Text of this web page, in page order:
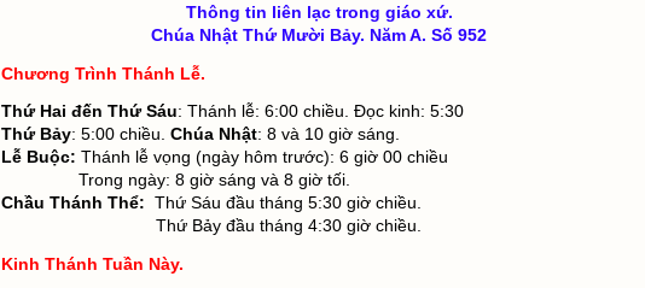
Thông tin liên lạc trong giáo xứ.
Chúa Nhật Thứ Mười Bảy. Năm A. Số 952
Chương Trình Thánh Lễ.
Thứ Hai đến Thứ Sáu: Thánh lễ: 6:00 chiều. Đọc kinh: 5:30
Thứ Bảy: 5:00 chiều. Chúa Nhật: 8 và 10 giờ sáng.
Lễ Buộc: Thánh lễ vọng (ngày hôm trước): 6 giờ 00 chiều
Trong ngày: 8 giờ sáng và 8 giờ tối.
Chầu Thánh Thể: Thứ Sáu đầu tháng 5:30 giờ chiều.
Thứ Bảy đầu tháng 4:30 giờ chiều.
Kinh Thánh Tuần Này.